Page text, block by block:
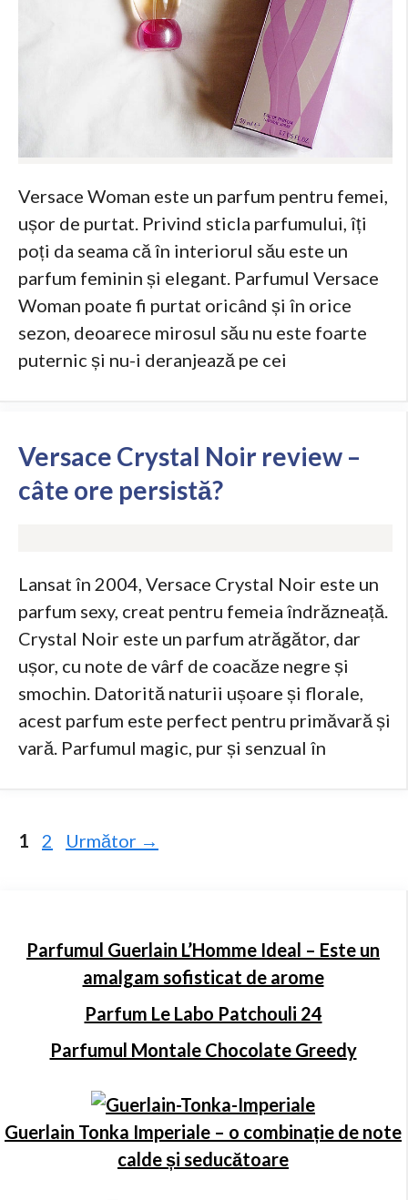
Versace Woman este un parfum pentru femei,
ușor de purtat. Privind sticla parfumului, îți
poți da seama că în interiorul său este un
parfum feminin și elegant. Parfumul Versace
Woman poate fi purtat oricând și în orice
sezon, deoarece mirosul său nu este foarte
puternic și nu-i deranjează pe cei
Versace Crystal Noir review –
câte ore persistă?
Lansat în 2004, Versace Crystal Noir este un
parfum sexy, creat pentru femeia îndrăzneață.
Crystal Noir este un parfum atrăgător, dar
ușor, cu note de vârf de coacăze negre și
smochin. Datorită naturii ușoare și florale,
acest parfum este perfect pentru primăvară și
vară. Parfumul magic, pur și senzual în
Pagina
1 Pagina
2 Următor →
Parfumul Guerlain L’Homme Ideal – Este un
amalgam sofisticat de arome
Parfum Le Labo Patchouli 24
Parfumul Montale Chocolate Greedy
Guerlain Tonka Imperiale – o combinație de note
calde și seducătoare